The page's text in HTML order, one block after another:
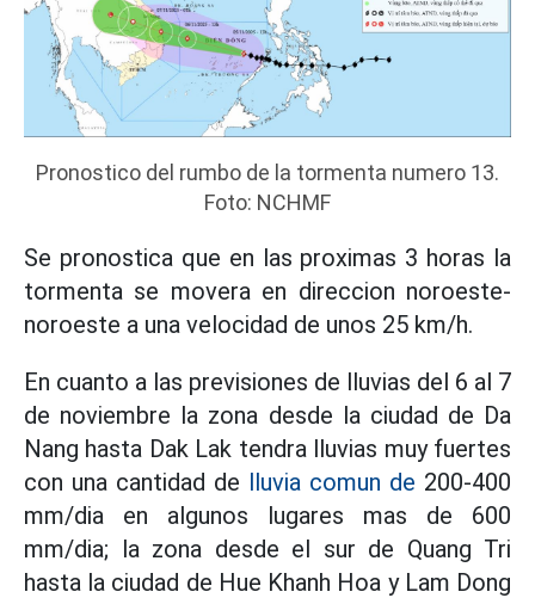
Pronostico del rumbo de la tormenta numero 13.
Foto: NCHMF
Se pronostica que en las proximas 3 horas la
tormenta se movera en direccion noroeste-
noroeste a una velocidad de unos 25 km/h.
En cuanto a las previsiones de lluvias del 6 al 7
de noviembre la zona desde la ciudad de Da
Nang hasta Dak Lak tendra lluvias muy fuertes
con una cantidad de lluvia comun de 200-400
mm/dia en algunos lugares mas de 600
mm/dia; la zona desde el sur de Quang Tri
hasta la ciudad de Hue Khanh Hoa y Lam Dong